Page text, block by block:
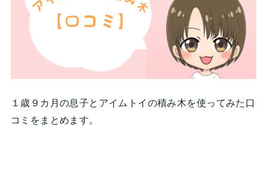
１歳９カ月の息子とアイムトイの積み木を使ってみた口
コミをまとめます。